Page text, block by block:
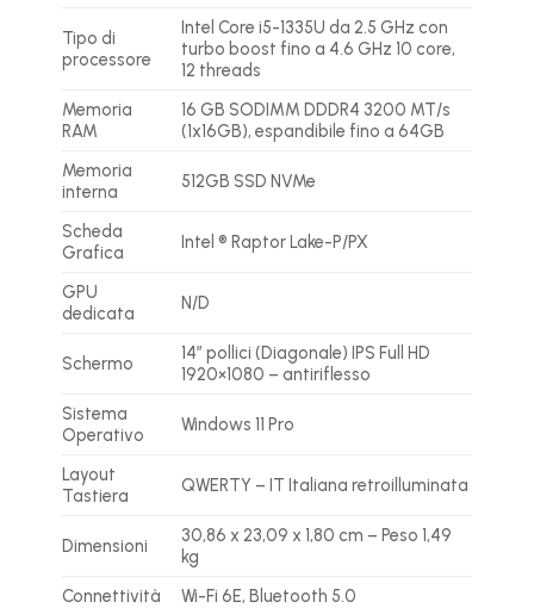
Tipo di
processore
Intel Core i5-1335U da 2.5 GHz con
turbo boost fino a 4.6 GHz 10 core,
12 threads
Memoria
RAM
16 GB SODIMM DDDR4 3200 MT/s
(1x16GB), espandibile fino a 64GB
Memoria
interna
512GB SSD NVMe
Scheda
Grafica
Intel ® Raptor Lake-P/PX
GPU
dedicata
N/D
Schermo
14″ pollici (Diagonale) IPS Full HD
1920×1080 – antiriflesso
Sistema
Operativo
Windows 11 Pro
Layout
Tastiera
QWERTY – IT Italiana retroilluminata
Dimensioni
30,86 x 23,09 x 1,80 cm – Peso 1,49
kg
Connettività
Wi-Fi 6E, Bluetooth 5.0